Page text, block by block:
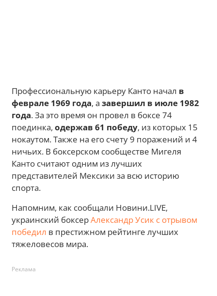
Профессиональную карьеру Канто начал в
феврале 1969 года, а завершил в июле 1982
года. За это время он провел в боксе 74
поединка, одержав 61 победу, из которых 15
нокаутом. Также на его счету 9 поражений и 4
ничьих. В боксерском сообществе Мигеля
Канто считают одним из лучших
представителей Мексики за всю историю
спорта.
Напомним, как сообщали Новини.LIVE,
украинский боксерАлександр Усик с отрывом
победил в престижном рейтинге лучших
тяжеловесов мира.
Реклама